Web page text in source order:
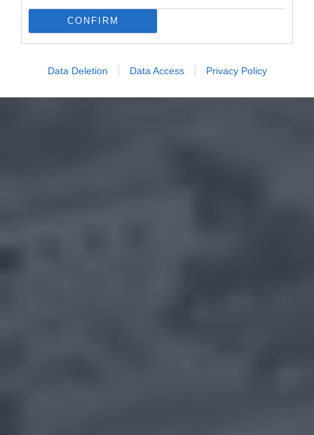
CONFIRM
Data Deletion Data Access Privacy Policy